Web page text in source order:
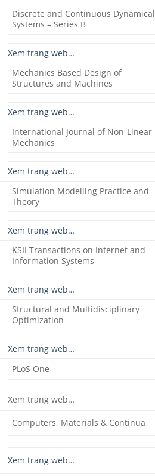
Discrete and Continuous Dynamical
Systems – Series B
Xem trang web…
Mechanics Based Design of
Structures and Machines
Xem trang web…
International Journal of Non-Linear
Mechanics
Xem trang web…
Simulation Modelling Practice and
Theory
Xem trang web…
KSII Transactions on Internet and
Information Systems
Xem trang web…
Structural and Multidisciplinary
Optimization
Xem trang web…
PLoS One
Xem trang web…
Computers, Materials & Continua
Xem trang web…